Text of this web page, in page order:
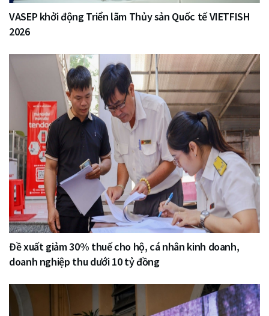
VASEP khởi động Triển lãm Thủy sản Quốc tế VIETFISH
2026
Đề xuất giảm 30% thuế cho hộ, cá nhân kinh doanh,
doanh nghiệp thu dưới 10 tỷ đồng